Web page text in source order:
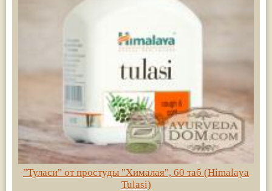
"Туласи" от простуды "Хималая", 60 таб (Himalaya
Tulasi)